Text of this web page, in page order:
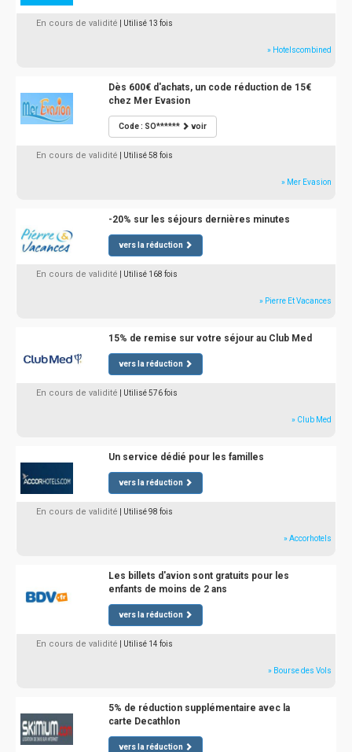
En cours de validité | Utilisé 13 fois
» Hotelscombined
Dès 600€ d'achats, un code réduction de 15€
chez Mer Evasion
Code : SO****** voir
En cours de validité | Utilisé 58 fois
» Mer Evasion
-20% sur les séjours dernières minutes
vers la réduction
En cours de validité | Utilisé 168 fois
» Pierre Et Vacances
15% de remise sur votre séjour au Club Med
vers la réduction
En cours de validité | Utilisé 576 fois
» Club Med
Un service dédié pour les familles
vers la réduction
En cours de validité | Utilisé 98 fois
» Accorhotels
Les billets d'avion sont gratuits pour les
enfants de moins de 2 ans
vers la réduction
En cours de validité | Utilisé 14 fois
» Bourse des Vols
5% de réduction supplémentaire avec la
carte Decathlon
vers la réduction